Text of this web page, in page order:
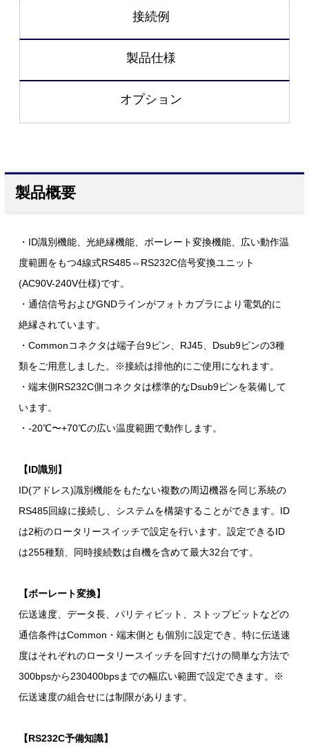
接続例
製品仕様
オプション
製品概要
・ID識別機能、光絶縁機能、ボーレート変換機能、広い動作温
度範囲をもつ4線式RS485⇔RS232C信号変換ユニット
(AC90V-240V仕様)です。
・通信信号およびGNDラインがフォトカプラにより電気的に
絶縁されています。
・Commonコネクタは端子台9ピン、RJ45、Dsub9ピンの3種
類をご用意しました。※接続は排他的にご使用になれます。
・端末側RS232C側コネクタは標準的なDsub9ピンを装備して
います。
・-20℃〜+70℃の広い温度範囲で動作します。
【ID識別】
ID(アドレス)識別機能をもたない複数の周辺機器を同じ系統の
RS485回線に接続し、システムを構築することができます。ID
は2桁のロータリースイッチで設定を行います。設定できるID
は255種類、同時接続数は自機を含めて最大32台です。
【ボーレート変換】
伝送速度、データ長、パリティビット、ストップビットなどの
通信条件はCommon・端末側とも個別に設定でき、特に伝送速
度はそれぞれのロータリースイッチを回すだけの簡単な方法で
300bpsから230400bpsまでの幅広い範囲で設定できます。※
伝送速度の組合せには制限があります。
【RS232C予備知識】